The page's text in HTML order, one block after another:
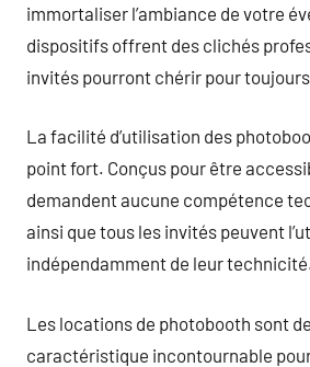
immortaliser l’ambiance de votre
dispositifs offrent des clichés
invités pourront chérir pour
La facilité d’utilisation des
point fort. Conçus pour être
demandent aucune compétence
ainsi que tous les invités peuvent
indépendamment de leur
Les locations de photobooth sont
caractéristique incontournable